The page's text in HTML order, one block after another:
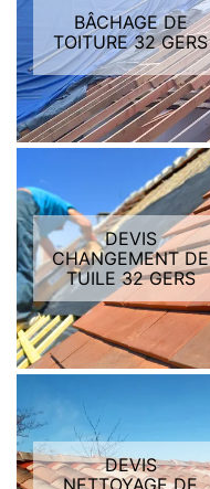
BÂCHAGE DE
TOITURE 32 GERS
DEVIS
CHANGEMENT DE
TUILE 32 GERS
DEVIS